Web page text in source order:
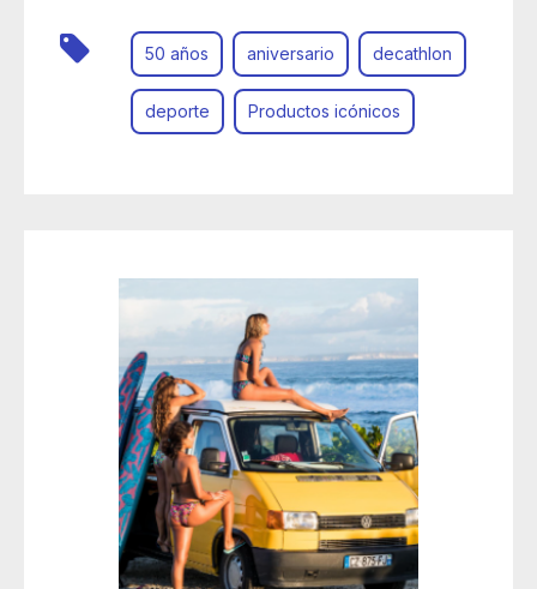
50 años aniversario decathlon
deporte Productos icónicos